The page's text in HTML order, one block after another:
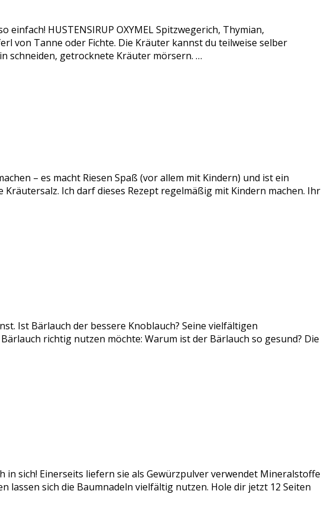
HUSTENSIRUP OXYMEL Spitzwegerich, Thymian,
von Tanne oder Fichte. Die Kräuter kannst du teilweise selber
schneiden, getrocknete Kräuter mörsern. …
– es macht Riesen Spaß (vor allem mit Kindern) und ist ein
Ich darf dieses Rezept regelmäßig mit Kindern machen. Ihr
Ist Bärlauch der bessere Knoblauch? Seine vielfältigen
richtig nutzen möchte: Warum ist der Bärlauch so gesund? Die
sich! Einerseits liefern sie als Gewürzpulver verwendet Mineralstoffe
lassen sich die Baumnadeln vielfältig nutzen. Hole dir jetzt 12 Seiten